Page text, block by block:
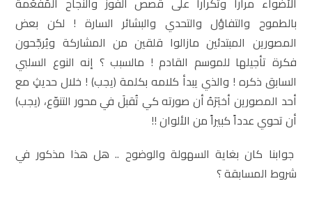
بالطموح والتفاؤل والتحدي والبشائر السارة ! لكن بعض
المصورين المبتدئين مازالوا قلقين من المشاركة ويُرجّحون
فكرة تأجيلها للموسم القادم ! مالسبب ؟ إنه النوع السلبي
السابق ذكره ! والذي يبدأ كلامه بكلمة (يجب) ! خلال حديثٍ مع
أحد المصورين أخبَرَهُ أن صورته كي تُقبلَ في محور التنوّع، (يجب)
أن تحوي عدداً كبيراً من الألوان !!
جوابنا كان بغاية السهولة والوضوح .. هل هذا مذكور في
شروط المسابقة ؟